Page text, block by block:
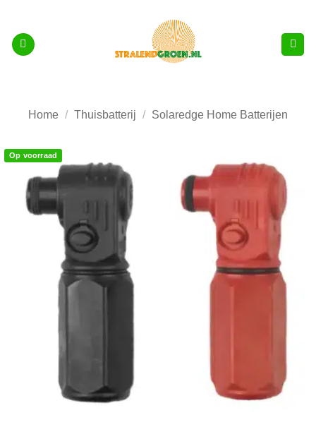
inhoud
Home / Thuisbatterij / Solaredge Home Batterijen
Op voorraad